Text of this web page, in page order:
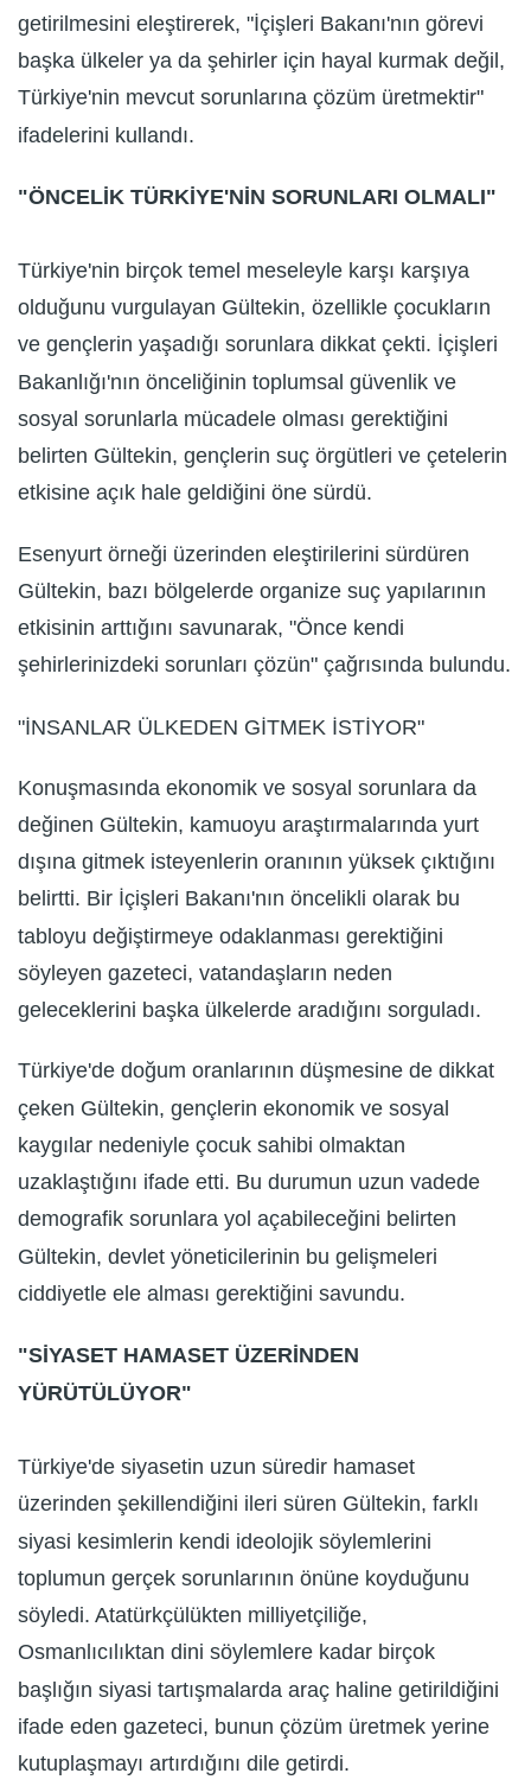
getirilmesini eleştirerek, "İçişleri Bakanı'nın görevi
başka ülkeler ya da şehirler için hayal kurmak değil,
Türkiye'nin mevcut sorunlarına çözüm üretmektir"
ifadelerini kullandı.
"ÖNCELİK TÜRKİYE'NİN SORUNLARI OLMALI"
Türkiye'nin birçok temel meseleyle karşı karşıya
olduğunu vurgulayan Gültekin, özellikle çocukların
ve gençlerin yaşadığı sorunlara dikkat çekti. İçişleri
Bakanlığı'nın önceliğinin toplumsal güvenlik ve
sosyal sorunlarla mücadele olması gerektiğini
belirten Gültekin, gençlerin suç örgütleri ve çetelerin
etkisine açık hale geldiğini öne sürdü.
Esenyurt örneği üzerinden eleştirilerini sürdüren
Gültekin, bazı bölgelerde organize suç yapılarının
etkisinin arttığını savunarak, "Önce kendi
şehirlerinizdeki sorunları çözün" çağrısında bulundu.
"İNSANLAR ÜLKEDEN GİTMEK İSTİYOR"
Konuşmasında ekonomik ve sosyal sorunlara da
değinen Gültekin, kamuoyu araştırmalarında yurt
dışına gitmek isteyenlerin oranının yüksek çıktığını
belirtti. Bir İçişleri Bakanı'nın öncelikli olarak bu
tabloyu değiştirmeye odaklanması gerektiğini
söyleyen gazeteci, vatandaşların neden
geleceklerini başka ülkelerde aradığını sorguladı.
Türkiye'de doğum oranlarının düşmesine de dikkat
çeken Gültekin, gençlerin ekonomik ve sosyal
kaygılar nedeniyle çocuk sahibi olmaktan
uzaklaştığını ifade etti. Bu durumun uzun vadede
demografik sorunlara yol açabileceğini belirten
Gültekin, devlet yöneticilerinin bu gelişmeleri
ciddiyetle ele alması gerektiğini savundu.
"SİYASET HAMASET ÜZERİNDEN
YÜRÜTÜLÜYOR"
Türkiye'de siyasetin uzun süredir hamaset
üzerinden şekillendiğini ileri süren Gültekin, farklı
siyasi kesimlerin kendi ideolojik söylemlerini
toplumun gerçek sorunlarının önüne koyduğunu
söyledi. Atatürkçülükten milliyetçiliğe,
Osmanlıcılıktan dini söylemlere kadar birçok
başlığın siyasi tartışmalarda araç haline getirildiğini
ifade eden gazeteci, bunun çözüm üretmek yerine
kutuplaşmayı artırdığını dile getirdi.